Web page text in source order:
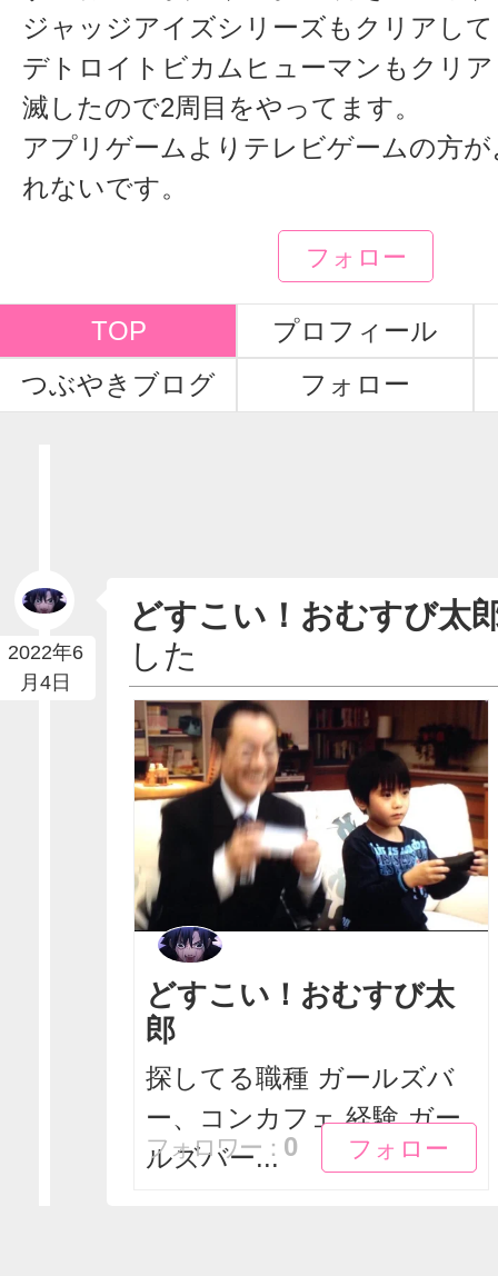
ジャッジアイズシリーズもクリアし
デトロイトビカムヒューマンもクリ
滅したので2周目をやってます。
アプリゲームよりテレビゲームの方
れないです。
フォロー
TOP
プロフィール
つぶやきブログ
フォロー
2022年6
月4日
どすこい！おむすび太
した
どすこい！おむすび太
郎
探してる職種 ガールズバ
ー、コンカフェ 経験 ガー
ルズバー...
フォロー
フォロー
フォロワー： 0